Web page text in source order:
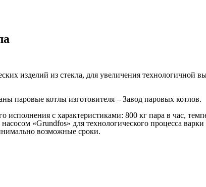
изделий из стекла, для увеличения технологичной
паровые котлы изготовителя – Завод паровых котлов.
исполнения с характеристиками: 800 кг пара в час,
«Grundfos» для технологического процесса
возможные сроки.